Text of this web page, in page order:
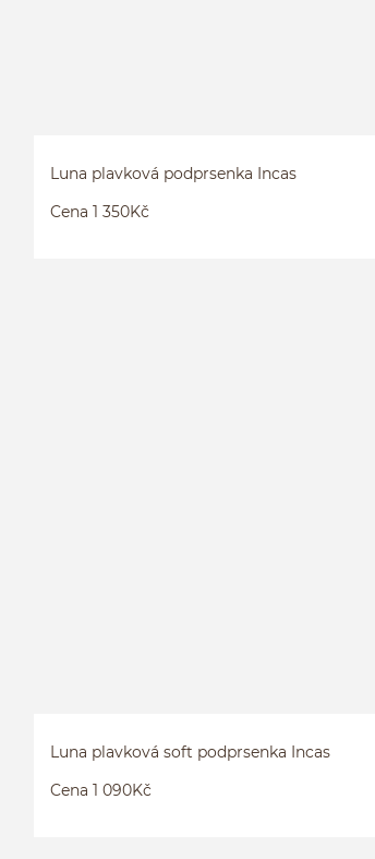
Luna plavková podprsenka Incas
Cena 1 350Kč
Luna plavková soft podprsenka Incas
Cena 1 090Kč